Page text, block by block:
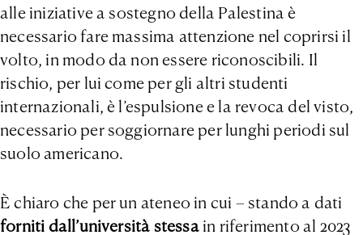
alle iniziative a sostegno della Palestina è
necessario fare massima attenzione nel coprirsi il
volto, in modo da non essere riconoscibili. Il
rischio, per lui come per gli altri studenti
internazionali, è l’espulsione e la revoca del visto,
necessario per soggiornare per lunghi periodi sul
suolo americano.
È chiaro che per un ateneo in cui – stando a dati
forniti dall’università stessa in riferimento al 2023